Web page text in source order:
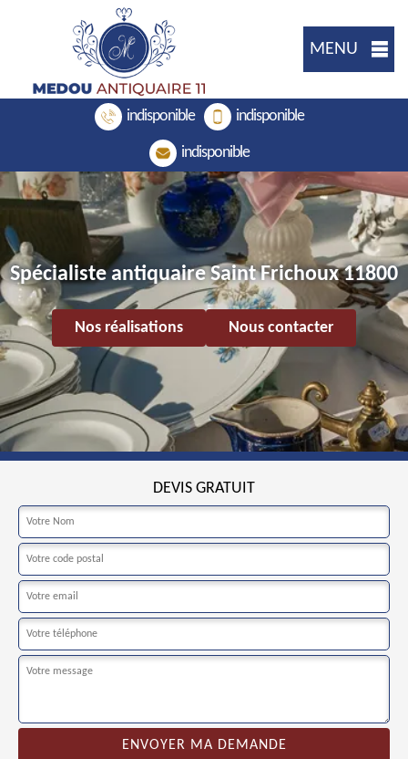
MENU
indisponible indisponible
indisponible
Spécialiste antiquaire Saint Frichoux 11800
Nos réalisations Nous contacter
DEVIS GRATUIT